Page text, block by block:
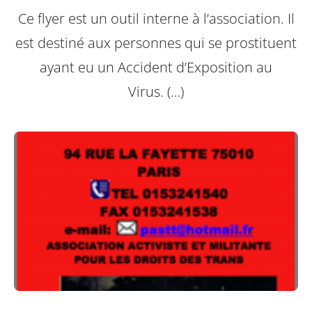
Ce flyer est un outil interne à l’association. Il
est destiné aux personnes qui se prostituent
ayant eu un Accident d’Exposition au
Virus. (…)